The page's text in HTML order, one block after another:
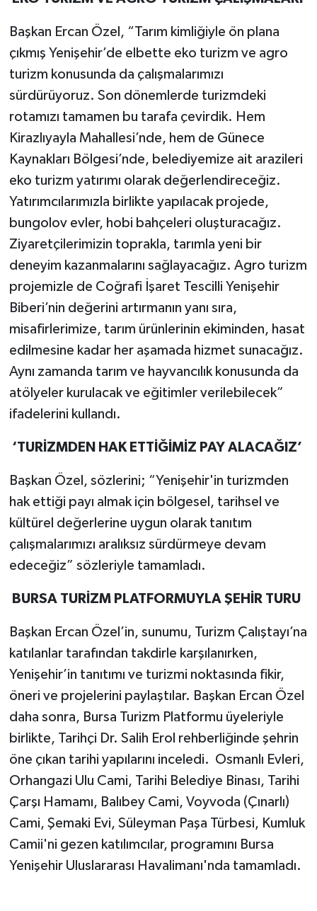
Başkan Ercan Özel, “Tarım kimliğiyle ön plana
çıkmış Yenişehir’de elbette eko turizm ve agro
turizm konusunda da çalışmalarımızı
sürdürüyoruz. Son dönemlerde turizmdeki
rotamızı tamamen bu tarafa çevirdik. Hem
Kirazlıyayla Mahallesi’nde, hem de Günece
Kaynakları Bölgesi’nde, belediyemize ait arazileri
eko turizm yatırımı olarak değerlendireceğiz.
Yatırımcılarımızla birlikte yapılacak projede,
bungolov evler, hobi bahçeleri oluşturacağız.
Ziyaretçilerimizin toprakla, tarımla yeni bir
deneyim kazanmalarını sağlayacağız. Agro turizm
projemizle de Coğrafi İşaret Tescilli Yenişehir
Biberi’nin değerini artırmanın yanı sıra,
misafirlerimize, tarım ürünlerinin ekiminden, hasat
edilmesine kadar her aşamada hizmet sunacağız.
Aynı zamanda tarım ve hayvancılık konusunda da
atölyeler kurulacak ve eğitimler verilebilecek”
ifadelerini kullandı.
‘TURİZMDEN HAK ETTİĞİMİZ PAY ALACAĞIZ’
Başkan Özel, sözlerini; “Yenişehir'in turizmden
hak ettiği payı almak için bölgesel, tarihsel ve
kültürel değerlerine uygun olarak tanıtım
çalışmalarımızı aralıksız sürdürmeye devam
edeceğiz” sözleriyle tamamladı.
BURSA TURİZM PLATFORMUYLA ŞEHİR TURU
Başkan Ercan Özel’in, sunumu, Turizm Çalıştayı’na
katılanlar tarafından takdirle karşılanırken,
Yenişehir’in tanıtımı ve turizmi noktasında fikir,
öneri ve projelerini paylaştılar. Başkan Ercan Özel
daha sonra, Bursa Turizm Platformu üyeleriyle
birlikte, Tarihçi Dr. Salih Erol rehberliğinde şehrin
öne çıkan tarihi yapılarını inceledi. Osmanlı Evleri,
Orhangazi Ulu Cami, Tarihi Belediye Binası, Tarihi
Çarşı Hamamı, Balıbey Cami, Voyvoda (Çınarlı)
Cami, Şemaki Evi, Süleyman Paşa Türbesi, Kumluk
Camii'ni gezen katılımcılar, programını Bursa
Yenişehir Uluslararası Havalimanı'nda tamamladı.